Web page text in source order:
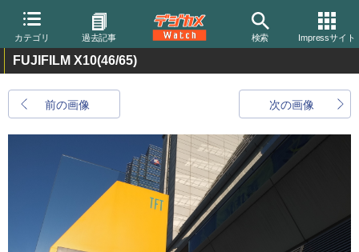
カテゴリ 過去記事 検索 Impressサイト
FUJIFILM X10(46/65)
前の画像 次の画像